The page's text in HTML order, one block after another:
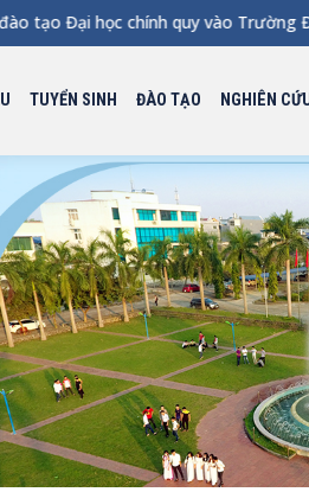
Đại học chính quy vào Trường Đại
TUYỂN SINH ĐÀO TẠO NGHIÊN